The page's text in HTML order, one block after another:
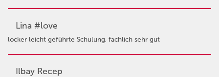
Lina #love
locker leicht geführte Schulung, fachlich sehr gut
Ilbay Recep